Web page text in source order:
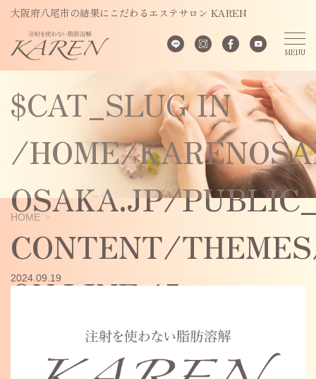
大阪府八尾市の結果にこだわるエステサロン KAREN
VARIABLE
$CAT_SLUG IN
/HOME/
OSAKA.JP/
CONTENT/
ON LINE45
: Undefined variable $cat_name in
/home/karenosaka/karen-osaka.jp/public_html/wp/wp-
content/themes/karen2023/single.php
on line46
HOME
2024.09.19